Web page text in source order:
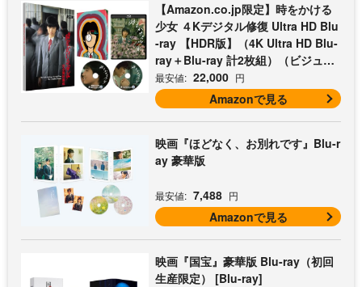
【Amazon.co.jp限定】時をかける
少女 ４Kデジタル修復 Ultra HD Blu
-ray 【HDR版】（4K Ultra HD Blu-
ray＋Blu-ray 計2枚組）（ビジュア
ルシート3枚セット付）
最安値: 22,000 円
Amazonで見る
映画『ほどなく、お別れです』Blu-r
ay 豪華版
最安値: 7,488 円
Amazonで見る
映画『国宝』豪華版 Blu-ray（初回
生産限定） [Blu-ray]